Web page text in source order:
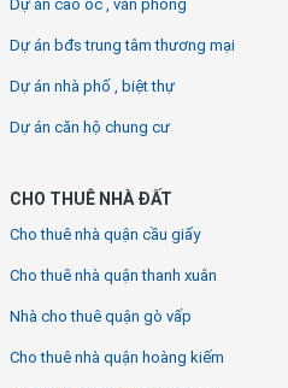
Dự án cao ốc , văn phòng
Dự án bđs trung tâm thương mại
Dự án nhà phố , biệt thự
Dự án căn hộ chung cư
CHO THUÊ NHÀ ĐẤT
Cho thuê nhà quận cầu giấy
Cho thuê nhà quận thanh xuân
Nhà cho thuê quận gò vấp
Cho thuê nhà quận hoàng kiếm